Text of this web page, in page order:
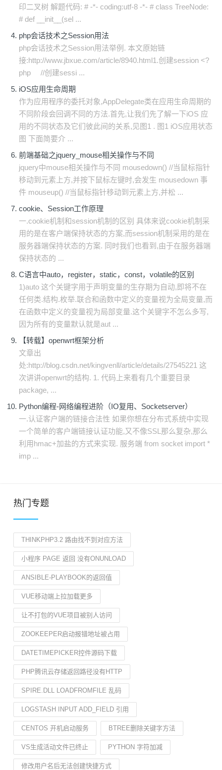
印二叉树 解题代码: # -*- coding:utf-8 -*- # class TreeNode:
# def __init__(sel ...
php会话技术之Session用法
php会话技术之Session用法举例. 本文原始链
接:http://www.jbxue.com/article/8940.html1.创建session <?
php //创建sessi ...
iOS应用生命周期
作为应用程序的委托对象,AppDelegate类在应用生命周期的
不同阶段会回调不同的方法.首先,让我们先了解一下iOS 应
用的不同状态及它们彼此间的关系,见图1 . 图1 iOS应用状态
图 下面简要介 ...
前端基础之jquery_mouse相关操作与不同
jquery中mouse相关操作与不同 mousedown() //当鼠标指针
移动到元素上方,并按下鼠标左键时,会发生 mousedown 事
件 mouseup() //当鼠标指针移动到元素上方,并松 ...
cookie、Session工作原理
一.cookie机制和session机制的区别 具体来说cookie机制采
用的是在客户端保持状态的方案,而session机制采用的是在
服务器端保持状态的方案. 同时我们也看到,由于在服务器端
保持状态的 ...
C语言中auto，register，static，const，volatile的区别
1)auto 这个关键字用于声明变量的生存期为自动,即将不在
任何类.结构.枚举.联合和函数中定义的变量视为全局变量,而
在函数中定义的变量视为局部变量.这个关键字不怎么多写,
因为所有的变量默认就是aut ...
【转载】openwrt框架分析
文章出
处:http://blog.csdn.net/kingvenll/article/details/27545221 这
次讲讲openwrt的结构. 1. 代码上来看有几个重要目录
package, ...
Python编程-网络编程进阶（IO复用、Socketserver）
一.认证客户端的链接合法性 如果你想在分布式系统中实现
一个简单的客户端链接认证功能,又不像SSL那么复杂,那么
利用hmac+加盐的方式来实现. 服务端 from socket import *
imp ...
热门专题
THINKPHP3.2 路由找不到对应方法
小程序 PAGE 返回 没有ONUNLOAD
ANSIBLE-PLAYBOOK的返回值
VUE移动端上拉加载更多
让不打包的VUE项目被别人访问
ZOOKEEPER启动报错地址被占用
DATETIMEPICKER控件源码下载
PHP腾讯云存储返回路径没有HTTP
SPIRE.DLL LOADFROMFILE 乱码
LOGSTASH INPUT ADD_FIELD 引用
CENTOS 开机启动服务 BTREE删除关键字方法
VS生成活动文件已终止 PYTHON 字符加减
修改用户名后无法创建快捷方式